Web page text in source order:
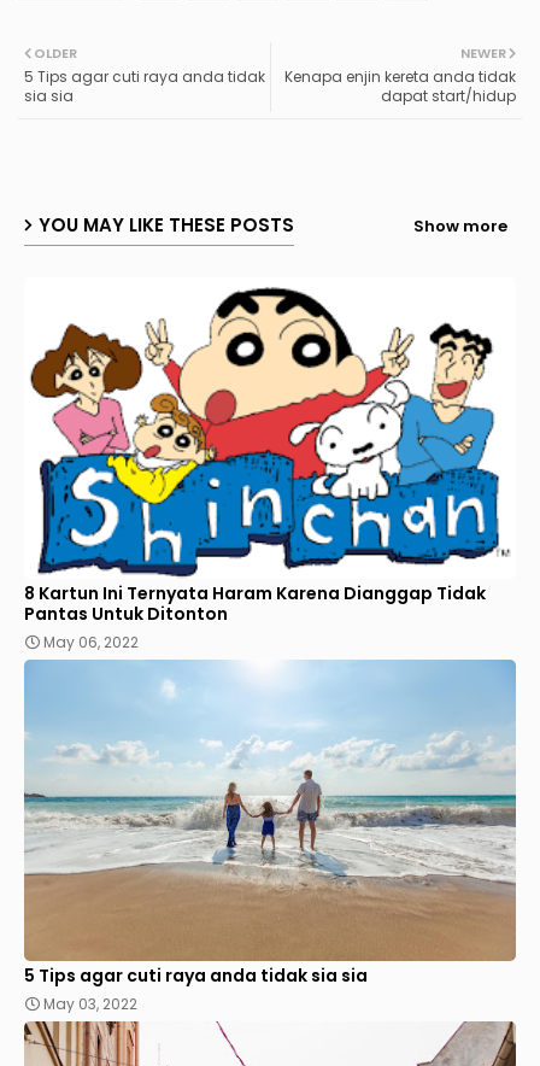
NEWER
Kenapa enjin kereta anda tidak
dapat start/hidup
OLDER
5 Tips agar cuti raya anda tidak
sia sia
YOU MAY LIKE THESE POSTS Show more
8 Kartun Ini Ternyata Haram Karena Dianggap Tidak
Pantas Untuk Ditonton
May 06, 2022
5 Tips agar cuti raya anda tidak sia sia
May 03, 2022